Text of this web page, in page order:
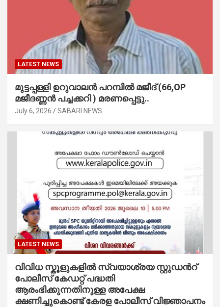
LATEST NEWS
മുട്ടപ്പള്ളി ഉറുവാലൻ പറമ്പിൽ മജീദ് (66,OP
മജീദണ്ണൻ പച്ചക്കറി ) മരണപ്പെട്ടു..
July 6, 2026 SABARI NEWS
LATEST NEWS
വിവിധ സ്കൂളുകളില്‍ സ്വയാശ്രയ സ്റ്റുഡന്‍റ്
പോലീസ് കേഡറ്റ് പദ്ധതി
ആരംഭിക്കുന്നതിനുള്ള അപേക്ഷ
ക്ഷണിച്ചുകൊണ്ട് കേരള പോലീസ് വിജ്ഞാപനം